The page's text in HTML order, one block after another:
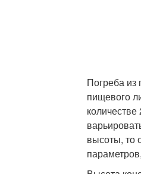
Погреба из
пищевого
высоты, то